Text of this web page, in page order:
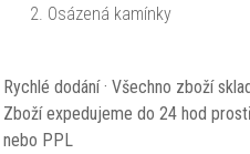
Osázená kamínky
Rychlé dodání · Všechno zboží
Zboží expedujeme do 24 hod
nebo PPL